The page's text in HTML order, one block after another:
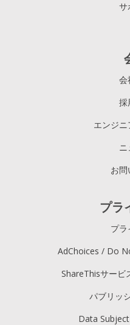
サ
会
採
エンジ
ニ
お
プラ
プラ
AdChoices / Do
ShareThisサービ
パブリッ
Data